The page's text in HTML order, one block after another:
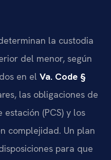
la custodia
del menor, según
en el Va. Code §
las obligaciones de
(PCS) y los
complejidad. Un plan
para que